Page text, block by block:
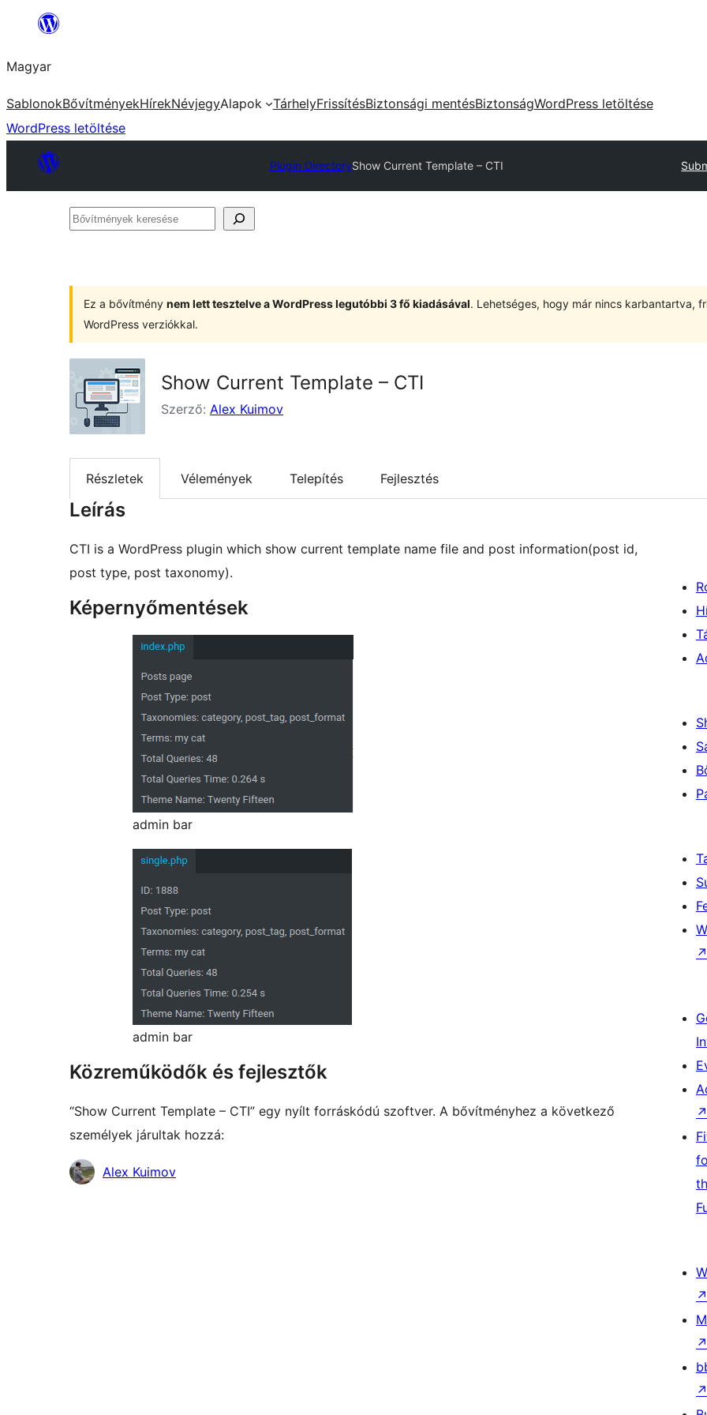
Ugrás
tartalomhoz
Magyar
SablonokBővítményekHírekNévjegyAlapok TárhelyFrissítésBiztonsági mentésBiztonságWordPress letöltése
WordPress letöltése
Plugin DirectoryShow Current Template – CTI
Bővítmények
Ez a bővítmény nem lett tesztelve a WordPress legutóbbi 3 fő kiadásával. Lehetséges, hogy már nincs karbantartva,
WordPress verziókkal.
Show Current Template – CTI
Szerző: Alex Kuimov
Részletek Vélemények Telepítés Fejlesztés
Leírás
CTI is a WordPress plugin which show current template name file and post information(post id,
post type, post taxonomy).
Képernyőmentések
admin bar
admin bar
Közreműködők és fejlesztők
“Show Current Template – CTI” egy nyílt forráskódú szoftver. A bővítményhez a következő
személyek járultak hozzá:
Közreműködők
Alex Kuimov
↗
↗
↗
↗
↗